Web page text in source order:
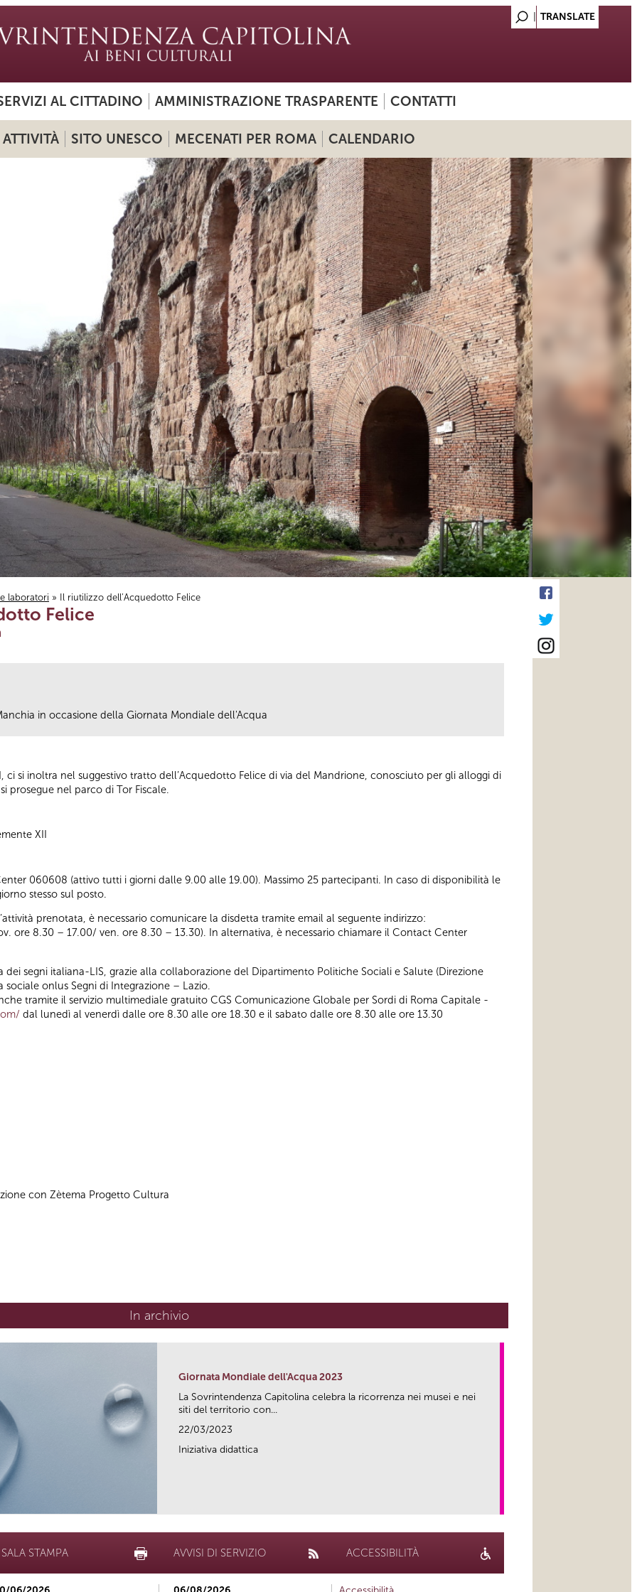
AL CITTADINO AMMINISTRAZIONE TRASPARENTE CONTATTI
ATTIVITÀ SITO UNESCO MECENATI PER ROMA CALENDARIO
laboratori » Il riutilizzo dell’Acquedotto Felice
Felice
in occasione della Giornata Mondiale dell'Acqua
si inoltra nel suggestivo tratto dell’Acquedotto Felice di via del Mandrione, conosciuto per gli alloggi di
prosegue nel parco di Tor Fiscale.
XII
060608 (attivo tutti i giorni dalle 9.00 alle 19.00). Massimo 25 partecipanti. In caso di disponibilità le
stesso sul posto.
prenotata, è necessario comunicare la disdetta tramite email al seguente indirizzo:
ore 8.30 – 17.00/ ven. ore 8.30 – 13.30). In alternativa, è necessario chiamare il Contact Center
dei segni italiana-LIS, grazie alla collaborazione del Dipartimento Politiche Sociali e Salute (Direzione
sociale onlus Segni di Integrazione – Lazio.
tramite il servizio multimediale gratuito CGS Comunicazione Globale per Sordi di Roma Capitale -
dal lunedì al venerdì dalle ore 8.30 alle ore 18.30 e il sabato dalle ore 8.30 alle ore 13.30
con Zètema Progetto Cultura
In archivio
Giornata Mondiale dell'Acqua 2023
La Sovrintendenza Capitolina celebra la ricorrenza nei musei e nei
siti del territorio con...
22/03/2023
Iniziativa didattica
SALA STAMPA AVVISI DI SERVIZIO ACCESSIBILITÀ